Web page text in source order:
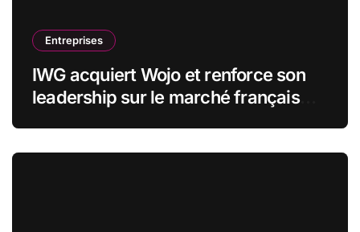
Entreprises
IWG acquiert Wojo et renforce son
leadership sur le marché français